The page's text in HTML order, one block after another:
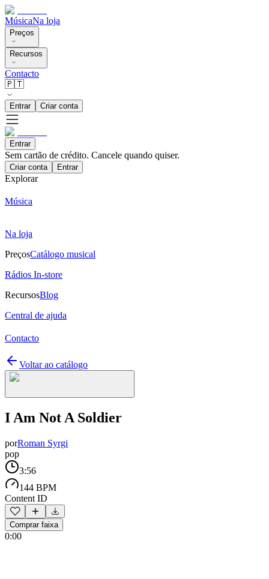
MúsicaNa loja
Preços
Recursos
Contacto
🇵🇹
Entrar Criar conta
Entrar
Sem cartão de crédito. Cancele quando quiser.
Criar conta Entrar
Explorar
Música
Na loja
PreçosCatálogo musical
Rádios In-store
RecursosBlog
Central de ajuda
Contacto
Voltar ao catálogo
I Am Not A Soldier
porRoman Syrgi
pop
3:56
144 BPM
Content ID
Comprar faixa
0:00